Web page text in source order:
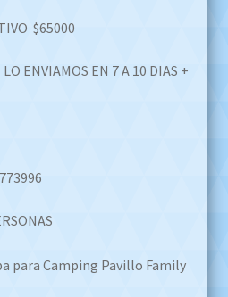
is:
$650.000,00.
$65000
ENVIAMOS EN 7 A 10 DIAS +
para Camping Pavillo Family